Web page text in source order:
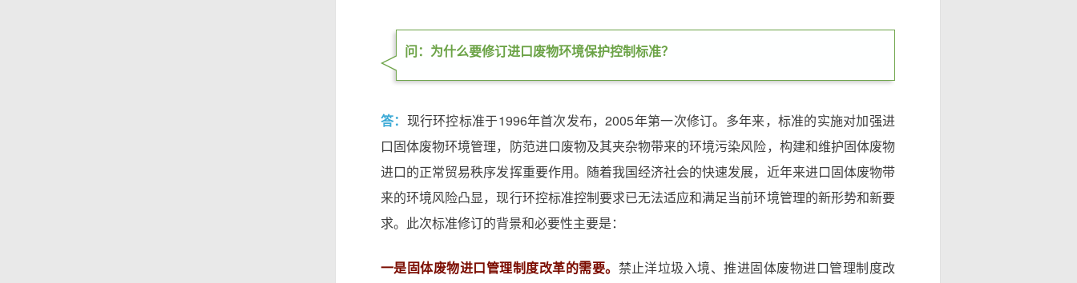
问：为什么要修订进口废物环境保护控制标准？
答： 现行环控标准于1996年首次发布，2005年第一次修订。多年来，标准的实施对加强进
口固体废物环境管理，防范进口废物及其夹杂物带来的环境污染风险，构建和维护固体废物
进口的正常贸易秩序发挥重要作用。随着我国经济社会的快速发展，近年来进口固体废物带
来的环境风险凸显，现行环控标准控制要求已无法适应和满足当前环境管理的新形势和新要
求。此次标准修订的背景和必要性主要是：
一是固体废物进口管理制度改革的需要。 禁止洋垃圾入境、推进固体废物进口管理制度改